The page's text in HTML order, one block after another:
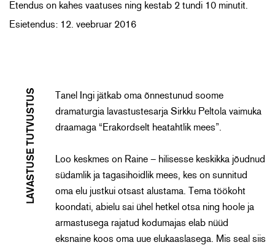
Etendus on kahes vaatuses ning kestab 2 tundi 10 minutit.
Esietendus: 12. veebruar 2016
LAVASTUSE TUTVUSTUS
Tanel Ingi jätkab oma õnnestunud soome
dramaturgia lavastustesarja Sirkku Peltola vaimuka
draamaga “Erakordselt heatahtlik mees”.
Loo keskmes on Raine – hilisesse keskikka jõudnud
südamlik ja tagasihoidlik mees, kes on sunnitud
oma elu justkui otsast alustama. Tema töökoht
koondati, abielu sai ühel hetkel otsa ning hoole ja
armastusega rajatud kodumajas elab nüüd
eksnaine koos oma uue elukaaslasega. Mis seal siis